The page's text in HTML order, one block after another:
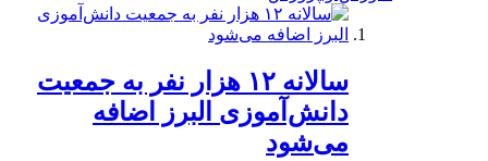
️سالانه ۱۲ هزار نفر به جمعیت
دانش‌آموزی البرز اضافه
می‌شود